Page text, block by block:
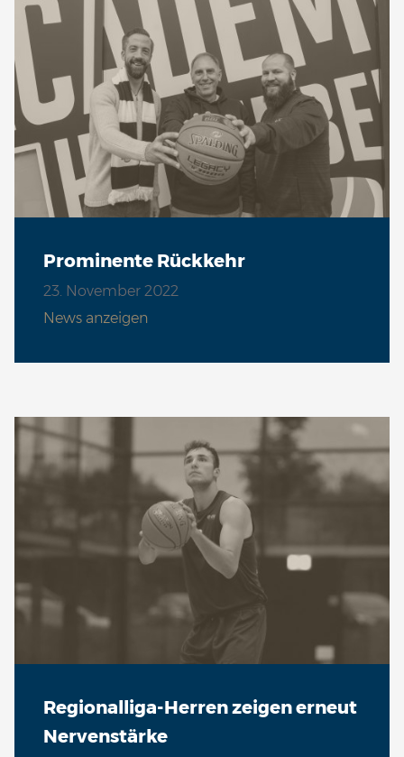
Prominente Rückkehr
23. November 2022
News anzeigen
Regionalliga-Herren zeigen erneut
Nervenstärke